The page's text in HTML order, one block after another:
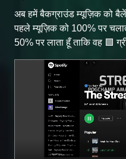
अब हमें बैकग्राउंड म्यूज़िक को
पहले म्यूज़िक को 100% पर
50% पर लाता हूँ ताकि वह 🟩